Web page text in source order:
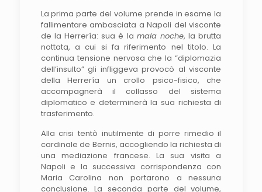
La prima parte del volume prende in esame la
fallimentare ambasciata a Napoli del visconte
de la Herrería: sua è la mala noche, la brutta
nottata, a cui si fa riferimento nel titolo. La
continua tensione nervosa che la “diplomazia
dell’insulto” gli infliggeva provocò al visconte
della Herrería un crollo psico-fisico, che
accompagnerà il collasso del sistema
diplomatico e determinerà la sua richiesta di
trasferimento.
Alla crisi tentò inutilmente di porre rimedio il
cardinale de Bernis, accogliendo la richiesta di
una mediazione francese. La sua visita a
Napoli e la successiva corrispondenza con
Maria Carolina non portarono a nessuna
conclusione. La seconda parte del volume,